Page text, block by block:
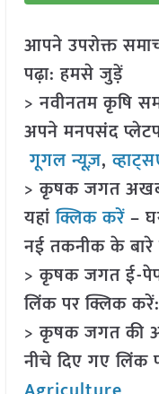
आपने उपरोक्त
पढ़ा: हमसे जुड़ें
> नवीनतम कृषि
अपने मनपसंद
गूगल न्यूज़,
> कृषक जगत
यहांक्लिक करें–
नई तकनीक के
> कृषक जगत ई-
लिंक पर क्लिक करें:
> कृषक जगत की
नीचे दिए गए लिंक